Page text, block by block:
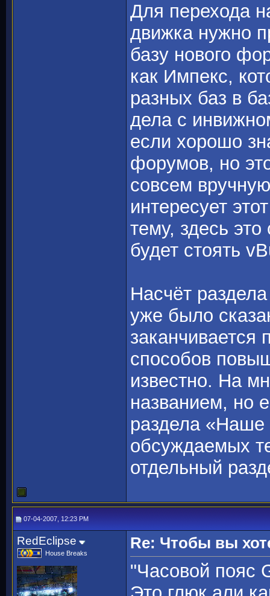
Для перехода
движка нужно
базу нового
как Импекс,
разных баз в
дела с
если хорошо
форумов, но
совсем
интересует
тему, здесь
будет стоять
Насчёт
уже было
заканчивается
способов
известно. На
названием, но
раздела «Наше
обсуждаемых
отдельный
07-04-2007, 12:23 PM
RedEclipse
House Breaks
Re: Чтобы вы
"Часовой пояс